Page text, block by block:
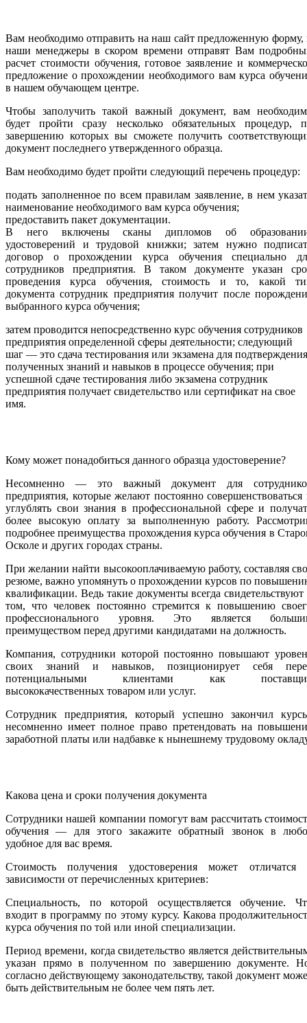
Вам необходимо отправить на наш сайт предложенную форму,
наши менеджеры в скором времени отправят Вам
расчет стоимости обучения, готовое заявление и
предложение о прохождении необходимого вам курса
в нашем обучающем центре.
Чтобы заполучить такой важный документ, вам
будет пройти сразу несколько обязательных процедур,
завершению которых вы сможете получить
документ последнего утвержденного образца.
Вам необходимо будет пройти следующий перечень процедур:
подать заполненное по всем правилам заявление, в нем
наименование необходимого вам курса обучения;
предоставить пакет документации.
В него включены сканы дипломов об
удостоверений и трудовой книжки; затем нужно
договор о прохождении курса обучения специально
сотрудников предприятия. В таком документе указан
проведения курса обучения, стоимость и то, какой
документа сотрудник предприятия получит после
выбранного курса обучения;
затем проводится непосредственно курс обучения сотрудников
предприятия определенной сферы деятельности; следующий
шаг — это сдача тестирования или экзамена для подтверждения
полученных знаний и навыков в процессе обучения; при
успешной сдаче тестирования либо экзамена сотрудник
предприятия получает свидетельство или сертификат на свое
имя.
Кому может понадобиться данного образца удостоверение?
Несомненно — это важный документ для
предприятия, которые желают постоянно совершенствоваться
углублять свои знания в профессиональной сфере и
более высокую оплату за выполненную работу.
подробнее преимущества прохождения курса обучения в
Осколе и других городах страны.
При желании найти высокооплачиваемую работу, составляя
резюме, важно упомянуть о прохождении курсов по
квалификации. Ведь такие документы всегда свидетельствуют
том, что человек постоянно стремится к повышению
профессионального уровня. Это является
преимуществом перед другими кандидатами на должность.
Компания, сотрудники которой постоянно повышают
своих знаний и навыков, позиционирует себя
потенциальными клиентами как
высококачественных товаром или услуг.
Сотрудник предприятия, который успешно закончил
несомненно имеет полное право претендовать на
заработной платы или надбавке к нынешнему трудовому
Какова цена и сроки получения документа
Сотрудники нашей компании помогут вам рассчитать
обучения — для этого закажите обратный звонок в
удобное для вас время.
Стоимость получения удостоверения может отличатся
зависимости от перечисленных критериев:
Специальность, по которой осуществляется обучение.
входит в программу по этому курсу. Какова
курса обучения по той или иной специализации.
Период времени, когда свидетельство является
указан прямо в полученном по завершению документе.
согласно действующему законодательству, такой документ
быть действительным не более чем пять лет.